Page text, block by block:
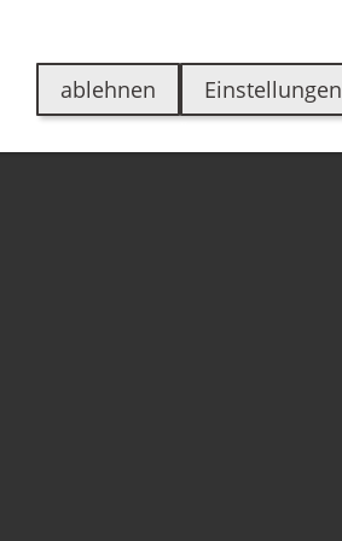
Über uns Jobs Kontakt
ablehnen Einstellungen